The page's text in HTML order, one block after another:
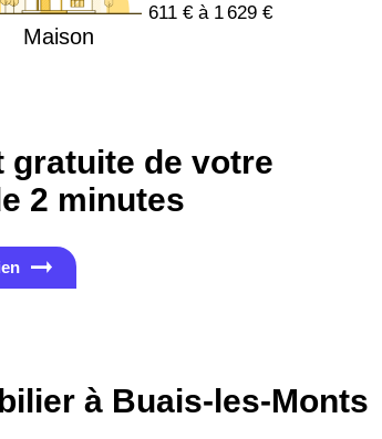
Maison
611 € à 1 629 €
gratuite de votre
2 minutes
à Buais-les-Monts